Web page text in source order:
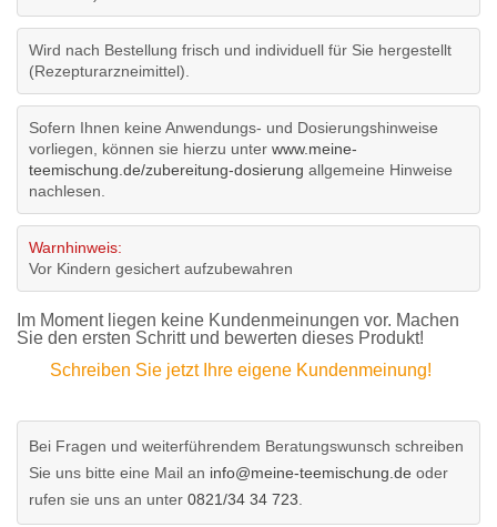
Wird nach Bestellung frisch und individuell für Sie hergestellt
(Rezepturarzneimittel).
Sofern Ihnen keine Anwendungs- und Dosierungshinweise
vorliegen, können sie hierzu unter www.meine-
teemischung.de/zubereitung-dosierung allgemeine Hinweise
nachlesen.
Warnhinweis:
Vor Kindern gesichert aufzubewahren
Im Moment liegen keine Kundenmeinungen vor. Machen
Sie den ersten Schritt und bewerten dieses Produkt!
Schreiben Sie jetzt Ihre eigene Kundenmeinung!
Bei Fragen und weiterführendem Beratungswunsch schreiben
Sie uns bitte eine Mail an info@meine-teemischung.de oder
rufen sie uns an unter 0821/34 34 723.